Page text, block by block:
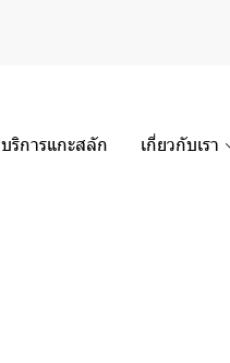
บริการแกะสลัก เกี่ยวกับเรา